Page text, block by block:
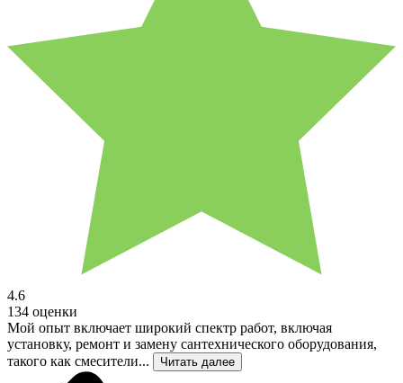
4.6
134 оценки
Мой опыт включает широкий спектр работ, включая
установку, ремонт и замену сантехнического оборудования,
такого как смесители...
Читать далее